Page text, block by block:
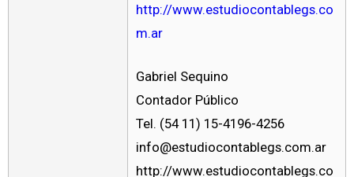
http://www.estudiocontablegs.co
m.ar
Gabriel Sequino
Contador Público
Tel. (54 11) 15-4196-4256
info@estudiocontablegs.com.ar
http://www.estudiocontablegs.co